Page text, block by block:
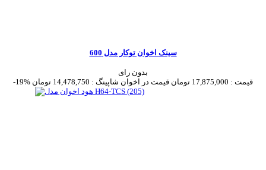
سینک اخوان توکار مدل 600
بدون رای
-19%
قیمت : 17,875,000 تومان قیمت در اخوان شاپینگ : 14,478,750 تومان